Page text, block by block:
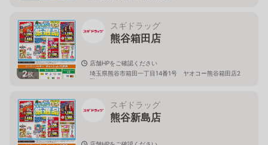
2枚
スギドラッグ
熊谷箱田店
店舗HPをご確認ください
埼玉県熊谷市箱田一丁目14番1号 ヤオコー熊谷箱田店2
階
スギドラッグ
熊谷新島店